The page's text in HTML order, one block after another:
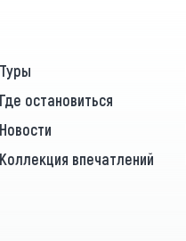
Туры
Где остановиться
Новости
Коллекция впечатлений